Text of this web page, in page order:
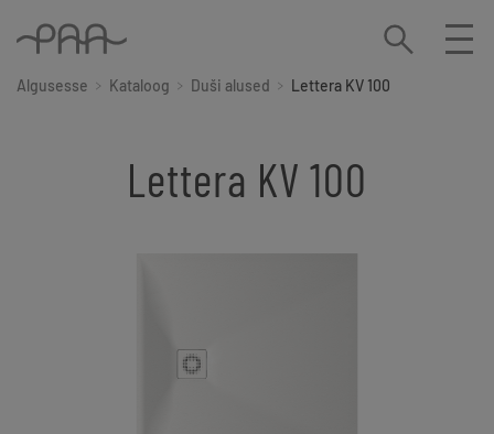
Algusesse Kataloog Duši alused Lettera KV 100
Lettera KV 100